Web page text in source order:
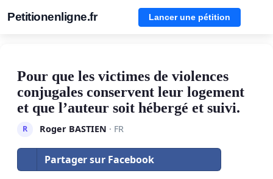
Petitionenligne.fr Lancer une pétition
Pour que les victimes de violences
conjugales conservent leur logement
et que l’auteur soit hébergé et suivi.
R Roger BASTIEN · FR
Partager sur Facebook